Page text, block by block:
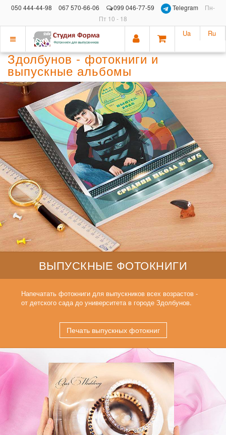
050 444-44-98 067 570-66-06 099 046-77-59 Telegram
Пн-
Пт 10 - 18
Показать
меню
Ua Ru
Здолбунов - фотокниги и
выпускные альбомы
ВЫПУСКНЫЕ ФОТОКНИГИ
Напечатать фотокниги для выпускников всех возрастов -
от детского сада до университета в городе Здолбунов.
Печать выпускных фотокниг